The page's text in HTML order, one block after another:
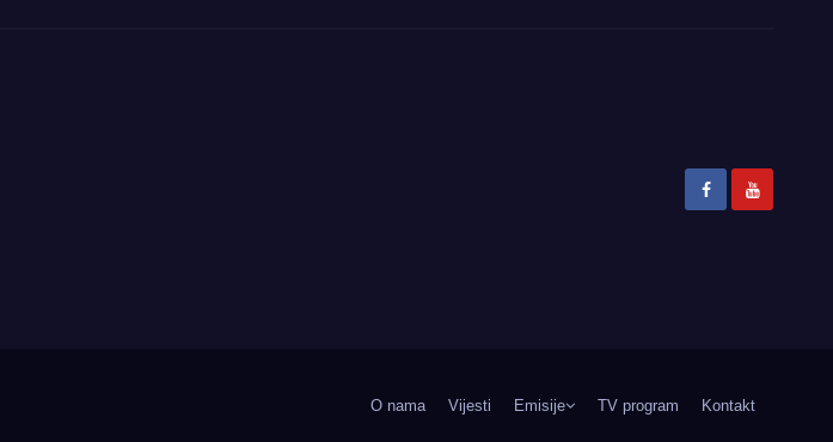
O nama Vijesti Emisije TV program Kontakt